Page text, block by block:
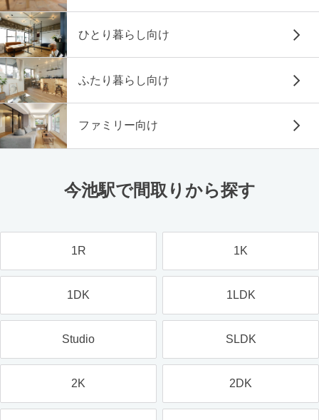
ひとり暮らし向け
ふたり暮らし向け
ファミリー向け
今池駅で間取りから探す
1R 1K
1DK 1LDK
Studio SLDK
2K 2DK